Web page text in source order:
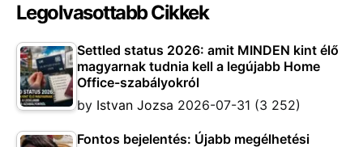
Legolvasottabb Cikkek
Settled status 2026: amit MINDEN kint élő
magyarnak tudnia kell a legújabb Home
Office-szabályokról
by Istvan Jozsa 2026-07-31 (3 252)
Fontos bejelentés: Újabb megélhetési